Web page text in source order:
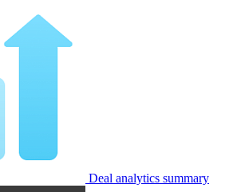
Deal analytics summary